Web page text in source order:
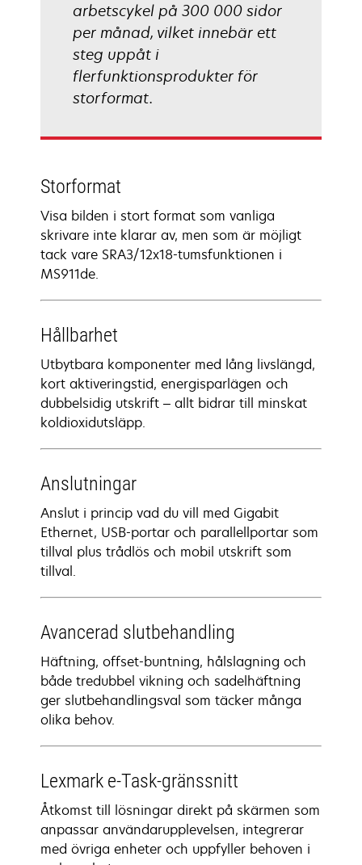
arbetscykel på 300 000 sidor
per månad, vilket innebär ett
steg uppåt i
flerfunktionsprodukter för
storformat.
Storformat
Visa bilden i stort format som vanliga
skrivare inte klarar av, men som är möjligt
tack vare SRA3/12x18-tumsfunktionen i
MS911de.
Hållbarhet
Utbytbara komponenter med lång livslängd,
kort aktiveringstid, energisparlägen och
dubbelsidig utskrift – allt bidrar till minskat
koldioxidutsläpp.
Anslutningar
Anslut i princip vad du vill med Gigabit
Ethernet, USB-portar och parallellportar som
tillval plus trådlös och mobil utskrift som
tillval.
Avancerad slutbehandling
Häftning, offset-buntning, hålslagning och
både tredubbel vikning och sadelhäftning
ger slutbehandlingsval som täcker många
olika behov.
Lexmark e-Task-gränssnitt
Åtkomst till lösningar direkt på skärmen som
anpassar användarupplevelsen, integrerar
med övriga enheter och uppfyller behoven i